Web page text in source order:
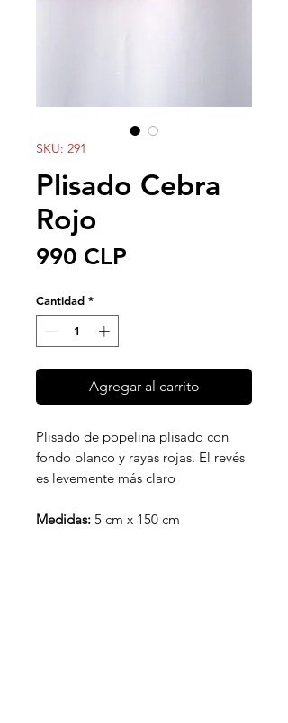
SKU: 291
Plisado Cebra
Rojo
990 CLP
Cantidad *
Agregar al carrito
Plisado de popelina plisado con
fondo blanco y rayas rojas. El revés
es levemente más claro
Medidas: 5 cm x 150 cm